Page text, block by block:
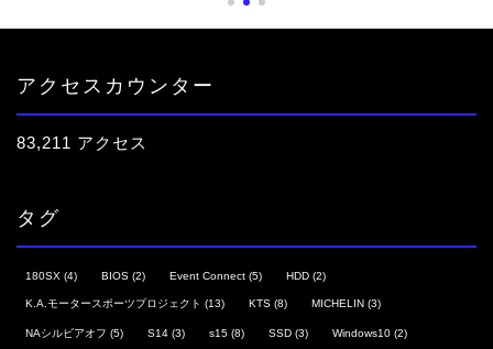
アクセスカウンター
83,211 アクセス
タグ
180SX (4) BIOS (2) Event Connect (5) HDD (2)
K.A.モータースポーツプロジェクト (13) KTS (8) MICHELIN (3)
NAシルビアオフ (5) S14 (3) s15 (8) SSD (3) Windows10 (2)